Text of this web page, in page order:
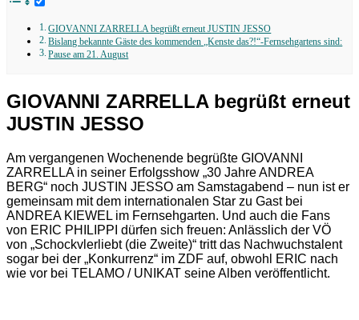
GIOVANNI ZARRELLA begrüßt erneut JUSTIN JESSO
Bislang bekannte Gäste des kommenden „Kenste das?!“-Fernsehgartens sind:
Pause am 21. August
GIOVANNI ZARRELLA begrüßt erneut
JUSTIN JESSO
Am vergangenen Wochenende begrüßte GIOVANNI
ZARRELLA in seiner Erfolgsshow „30 Jahre ANDREA
BERG“ noch JUSTIN JESSO am Samstagabend – nun ist er
gemeinsam mit dem internationalen Star zu Gast bei
ANDREA KIEWEL im Fernsehgarten. Und auch die Fans
von ERIC PHILIPPI dürfen sich freuen: Anlässlich der VÖ
von „Schockvlerliebt (die Zweite)“ tritt das Nachwuchstalent
sogar bei der „Konkurrenz“ im ZDF auf, obwohl ERIC nach
wie vor bei TELAMO / UNIKAT seine Alben veröffentlicht.